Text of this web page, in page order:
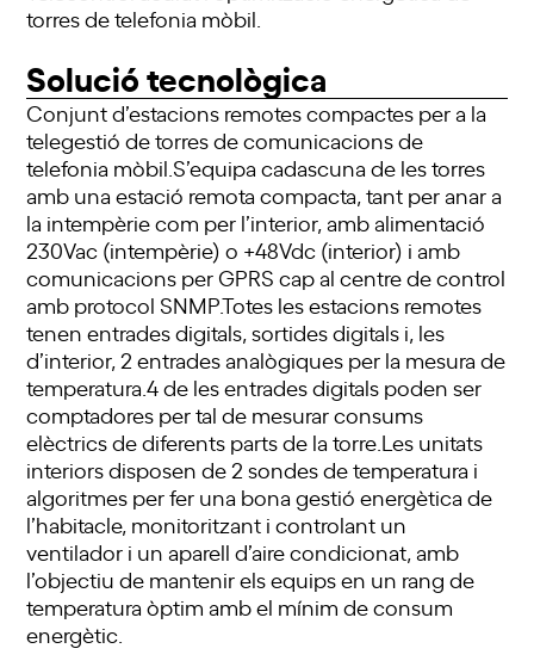
torres de telefonia mòbil.
Solució tecnològica
Conjunt d’estacions remotes compactes per a la
telegestió de torres de comunicacions de
telefonia mòbil.S’equipa cadascuna de les torres
amb una estació remota compacta, tant per anar a
la intempèrie com per l’interior, amb alimentació
230Vac (intempèrie) o +48Vdc (interior) i amb
comunicacions per GPRS cap al centre de control
amb protocol SNMP.Totes les estacions remotes
tenen entrades digitals, sortides digitals i, les
d’interior, 2 entrades analògiques per la mesura de
temperatura.4 de les entrades digitals poden ser
comptadores per tal de mesurar consums
elèctrics de diferents parts de la torre.Les unitats
interiors disposen de 2 sondes de temperatura i
algoritmes per fer una bona gestió energètica de
l’habitacle, monitoritzant i controlant un
ventilador i un aparell d’aire condicionat, amb
l’objectiu de mantenir els equips en un rang de
temperatura òptim amb el mínim de consum
energètic.